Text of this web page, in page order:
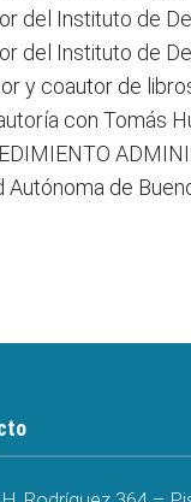
del Instituto de
del Instituto de
y coautor de
con Tomás
Autónoma de